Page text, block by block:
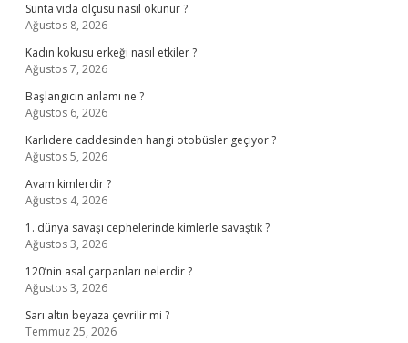
Sunta vida ölçüsü nasıl okunur ?
Ağustos 8, 2026
Kadın kokusu erkeği nasıl etkiler ?
Ağustos 7, 2026
Başlangıcın anlamı ne ?
Ağustos 6, 2026
Karlıdere caddesinden hangi otobüsler geçiyor ?
Ağustos 5, 2026
Avam kimlerdir ?
Ağustos 4, 2026
1. dünya savaşı cephelerinde kimlerle savaştık ?
Ağustos 3, 2026
120’nin asal çarpanları nelerdir ?
Ağustos 3, 2026
Sarı altın beyaza çevrilir mi ?
Temmuz 25, 2026